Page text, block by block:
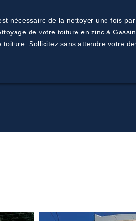
nécessaire de la nettoyer une fois
de votre toiture en zinc à
Sollicitez sans attendre votre